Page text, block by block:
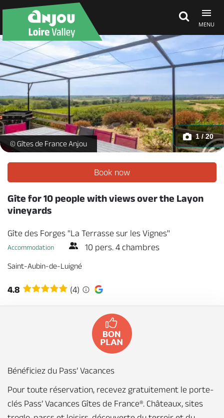
MENU
Explore Anjou
See & do
What's on
Eat & stay
Gîte des Forges "La Terrasse sur les Vignes"_1 -
© Gîtes de France Anjou
1 / 20
Book now
Gîte for 10 people with views over the Layon
vineyards
Gîte des Forges "La Terrasse sur les Vignes"
Accommodation 10 pers. 4 chambres
Saint-Aubin-de-Luigné
4.8 (4)
Bénéficiez du Pass’ Vacances
Pour toute réservation, recevez gratuitement le porte-
clés Pass’ Vacances Gîtes de France®. Châteaux, sites